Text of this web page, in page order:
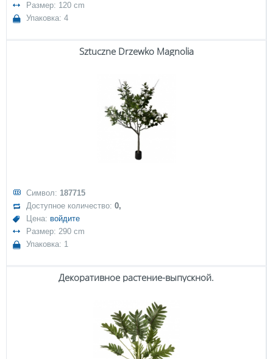
Размер: 120 cm
Упаковка: 4
Sztuczne Drzewko Magnolia
Символ: 187715
Доступное количество:0,
Цена: войдите
Размер: 290 cm
Упаковка: 1
Декоративное растение-выпускной.